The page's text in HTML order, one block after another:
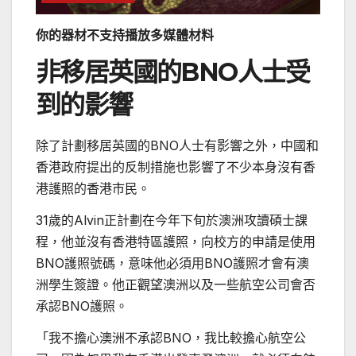
你的器材不支持播放多媒體材料
非移居英國的BNO人士受
到的影響
除了計劃移居英國的BNO人士有影響之外，中國和
香港政府提出的反制措施也影響了不少本身沒有香
港護照的香港市民。
31歲的Alvin正計劃在今年下旬於澳洲攻讀碩士課
程，他並沒有香港特區護照，向校方的申請是使用
BNO護照號碼，意味他必須用BNO護照才會有澳
洲學生簽證。他正觀望澳洲以及一些航空公司會否
承認BNO護照。
「我不擔心澳洲不承認BNO，我比較擔心航空公